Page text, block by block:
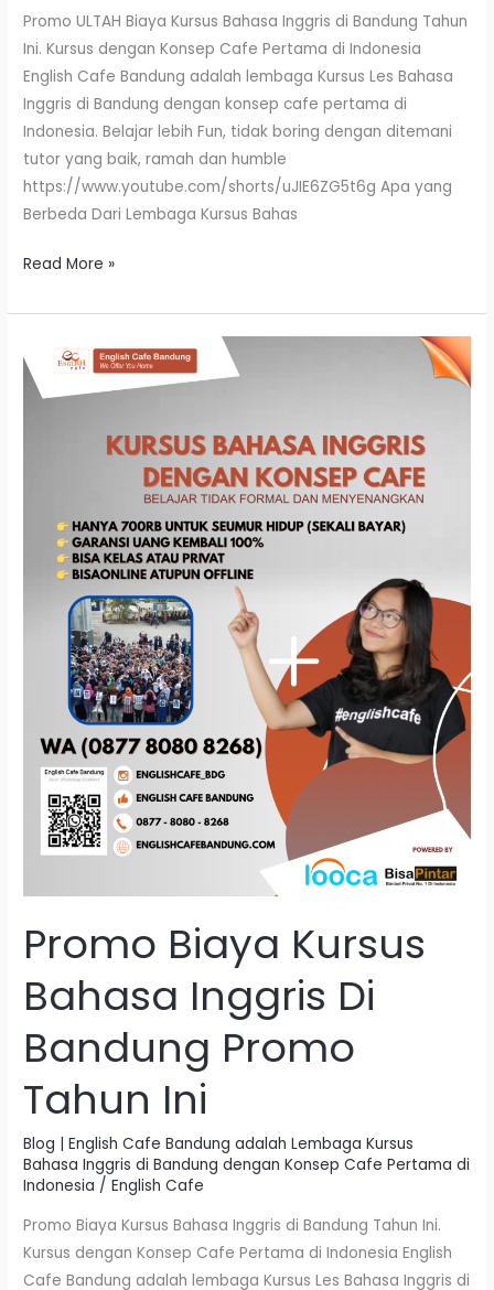
Promo ULTAH Biaya Kursus Bahasa Inggris di Bandung Tahun
Ini. Kursus dengan Konsep Cafe Pertama di Indonesia
English Cafe Bandung adalah lembaga Kursus Les Bahasa
Inggris di Bandung dengan konsep cafe pertama di
Indonesia. Belajar lebih Fun, tidak boring dengan ditemani
tutor yang baik, ramah dan humble
https://www.youtube.com/shorts/uJIE6ZG5t6g Apa yang
Berbeda Dari Lembaga Kursus Bahas
Read More »
Promo Biaya Kursus
Bahasa Inggris Di
Bandung Promo
Tahun Ini
Blog | English Cafe Bandung adalah Lembaga Kursus
Bahasa Inggris di Bandung dengan Konsep Cafe Pertama di
Indonesia /English Cafe
Promo Biaya Kursus Bahasa Inggris di Bandung Tahun Ini.
Kursus dengan Konsep Cafe Pertama di Indonesia English
Cafe Bandung adalah lembaga Kursus Les Bahasa Inggris di
Promo
Biaya
Kursus
Promo
Tahun